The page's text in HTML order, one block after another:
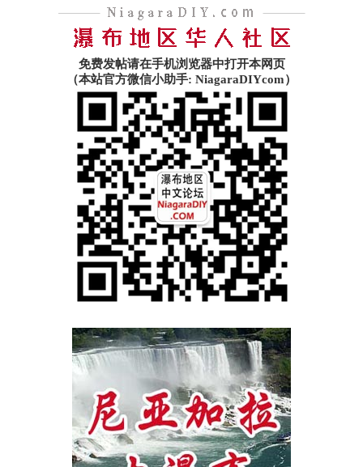
免费发帖请在手机浏览器中打开本网页
（本站官方微信小助手: NiagaraDIYcom）